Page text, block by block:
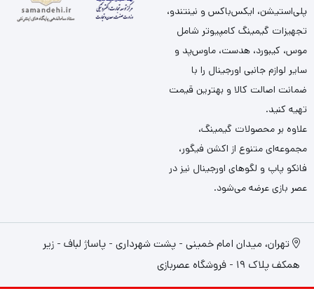
پلی‌استیشن، ایکس‌باکس و نینتندو،
تجهیزات گیمینگ کامپیوتر شامل
موس، کیبورد، هدست، ماوس‌پد و
سایر لوازم جانبی اورجینال را با
ضمانت اصالت کالا و بهترین قیمت
تهیه کنید.
علاوه بر محصولات گیمینگ،
مجموعه‌ای متنوع از اکشن فیگور،
فانکو پاپ و لگوهای اورجینال نیز در
عصر بازی عرضه می‌شود.
تهران، میدان امام خمینی - پشت شهرداری - پاساژ لباف - زیر
همکف پلاک 19 - فروشگاه عصربازی